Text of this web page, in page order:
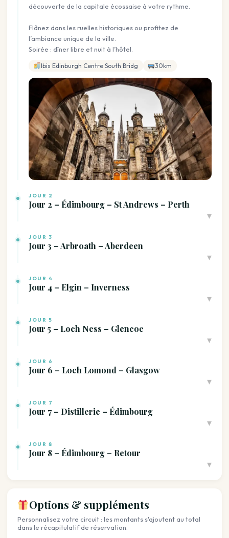
découverte de la capitale écossaise à votre rythme.
Flânez dans les ruelles historiques ou profitez de
l’ambiance unique de la ville.
Soirée : dîner libre et nuit à l’hôtel.
Ibis Edinburgh Centre South Bridg 30km
JOUR 2
Jour 2 – Édimbourg – St Andrews – Perth
▾
JOUR 3
Jour 3 – Arbroath – Aberdeen
▾
JOUR 4
Jour 4 – Elgin – Inverness
▾
JOUR 5
Jour 5 – Loch Ness – Glencoe
▾
JOUR 6
Jour 6 – Loch Lomond – Glasgow
▾
JOUR 7
Jour 7 – Distillerie – Édimbourg
▾
JOUR 8
Jour 8 – Édimbourg – Retour
▾
Options & suppléments
Personnalisez votre circuit : les montants s'ajoutent au total
dans le récapitulatif de réservation.